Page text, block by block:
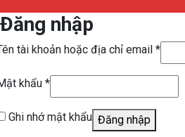
Đăng nhập
tài khoản hoặc địa chỉ email *
khẩu *
Ghi nhớ mật khẩu Đăng nhập